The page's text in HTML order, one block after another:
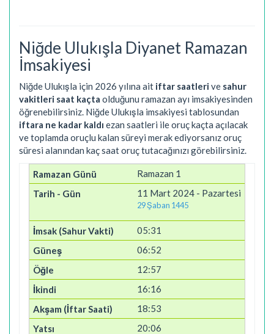
Niğde Ulukışla Diyanet Ramazan
İmsakiyesi
Niğde Ulukışla için 2026 yılına ait iftar saatlerive sahur
vakitleri saat kaçta olduğunu ramazan ayı imsakiyesinden
öğrenebilirsiniz. Niğde Ulukışla imsakiyesi tablosundan
iftara ne kadar kaldı ezan saatleri ile oruç kaçta açılacak
ve toplamda oruçlu kalan süreyi merak ediyorsanız oruç
süresi alanından kaç saat oruç tutacağınızı görebilirsiniz.
Ramazan 1
11 Mart 2024 - Pazartesi
29 Şaban 1445
05:31
06:52
12:57
16:16
18:53
20:06